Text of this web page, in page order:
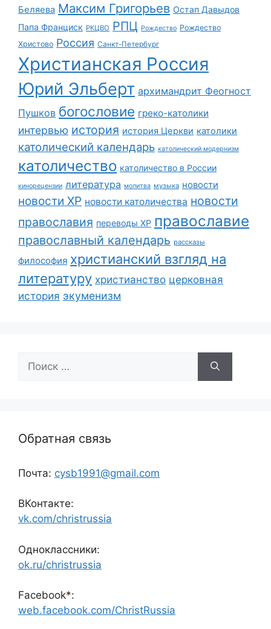
Беляева Максим Григорьев Остап Давыдов
Папа Франциск РКЦВО РПЦ Рождество Рождество
Христово Россия Санкт-Петербург
Христианская Россия
Юрий Эльберт архимандрит Феогност
Пушков богословие греко-католики
интервью история история Церкви католики
католический календарь католический модернизм
католичество католичество в России
кинорецензии литература молитва музыка новости
новости ХР новости католичества новости
православия переводы ХР православие
православный календарь рассказы
философия христианский взгляд на
литературу христианство церковная
история экуменизм
Обратная связь
Почта: cysb1991@gmail.com
ВКонтакте:
vk.com/christrussia
Одноклассники:
ok.ru/christrussia
Facebook*:
web.facebook.com/ChristRussia